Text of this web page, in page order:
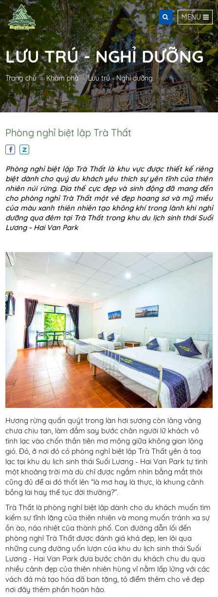
MENU
LƯU TRÚ - NGHỈ DƯỠNG
Trang chủ Khám phá Lưu trú - Nghỉ dưỡng
Phòng nghỉ biệt lập Trà Thất
Phòng nghỉ biệt lập Trà Thất là khu vực được thiết kế riêng
biệt dành cho quý du khách yêu thích sự yên tĩnh của thiên
nhiên núi rừng. Địa thế cực đẹp và sinh động đã mang đến
cho phòng nghỉ Trà Thất một vẻ đẹp hoang sơ và mỹ miều
của màu xanh thiên nhiên tạo không khí trong lành khi nghỉ
dưỡng qua đêm tại Trà Thất trong khu du lịch sinh thái Suối
Lương - Hai Van Park
Hương rừng quấn quýt trong làn hơi sương còn lảng vảng
chưa chịu tan, làm đắm say bước chân người lữ khách vô
tình lạc vào chốn thần tiên mơ mộng giữa không gian lộng
gió. Đó, ở nơi đó có phòng nghỉ biệt lập Trà Thất yên ả toạ
lạc tại khu du lịch sinh thái Suối Lương - Hai Van Park tự tình
một khoảng trời mà dù chỉ được ngắm nhìn bằng mắt thôi
cũng đủ để ai đó thốt lên “là mơ hay là thực, là khung cảnh
bồng lai hay thế tục đời thường?”.
Trà Thất là phòng nghỉ biệt lập dành cho du khách muốn tìm
kiếm sự tĩnh lặng của thiên nhiên và mong muốn tránh xa sự
ồn ào, náo nhiệt của thành phố. Con đường dẫn lối đến
phòng nghỉ Trà Thất được đánh giá khá đẹp, len lỏi qua
những cung đường uốn lượn của khu du lịch sinh thái Suối
Lương - Hai Van Park đưa bước chân du khách chu du qua
nhiều cảnh đẹp của thiên nhiên hùng vỉ nằm lấp lửng với các
vách đá mà tạo hóa đã ban tặng, tô điểm thêm cho vẻ đẹp
nơi đây thêm phần hoàn hảo.